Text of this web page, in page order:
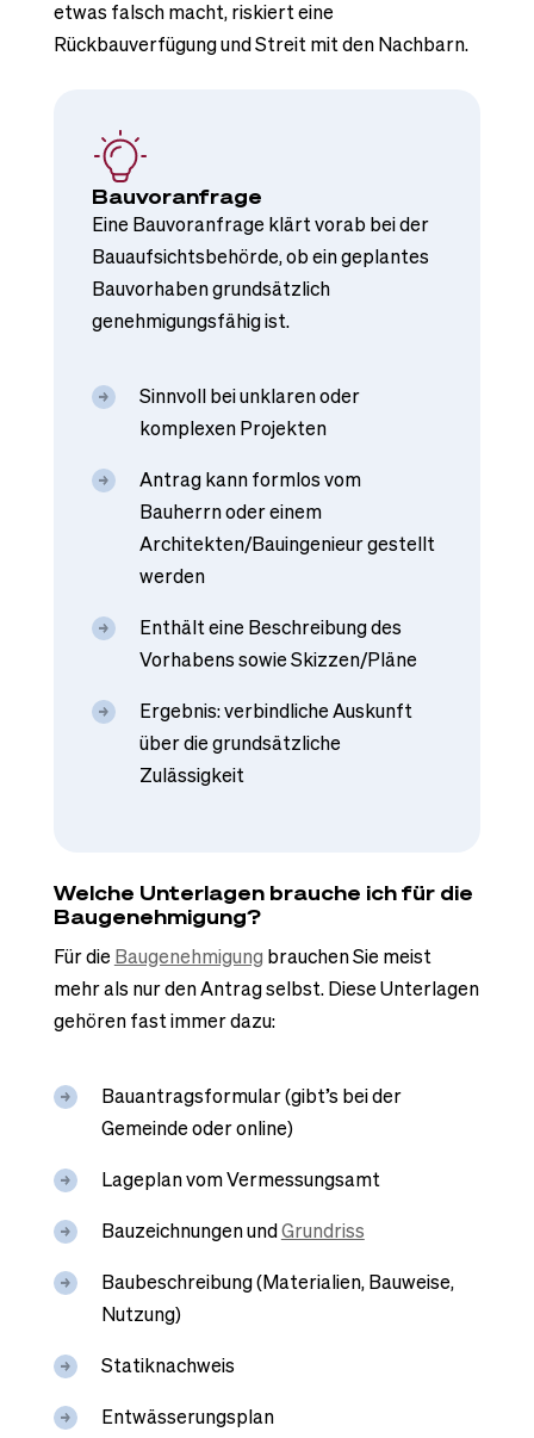
etwas falsch macht, riskiert eine
Rückbauverfügung und Streit mit den Nachbarn.
Bauvoranfrage
Eine Bauvoranfrage klärt vorab bei der
Bauaufsichtsbehörde, ob ein geplantes
Bauvorhaben grundsätzlich
genehmigungsfähig ist.
Sinnvoll bei unklaren oder
komplexen Projekten
Antrag kann formlos vom
Bauherrn oder einem
Architekten/Bauingenieur gestellt
werden
Enthält eine Beschreibung des
Vorhabens sowie Skizzen/Pläne
Ergebnis: verbindliche Auskunft
über die grundsätzliche
Zulässigkeit
Welche Unterlagen brauche ich für die
Baugenehmigung?
Für die Baugenehmigung brauchen Sie meist
mehr als nur den Antrag selbst. Diese Unterlagen
gehören fast immer dazu:
Bauantragsformular (gibt’s bei der
Gemeinde oder online)
Lageplan vom Vermessungsamt
Bauzeichnungen undGrundriss
Baubeschreibung (Materialien, Bauweise,
Nutzung)
Statiknachweis
Entwässerungsplan